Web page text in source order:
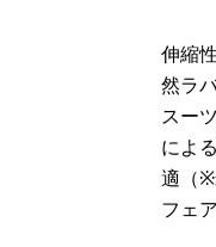
伸縮
然ラ
スー
によ
適（※
フェ